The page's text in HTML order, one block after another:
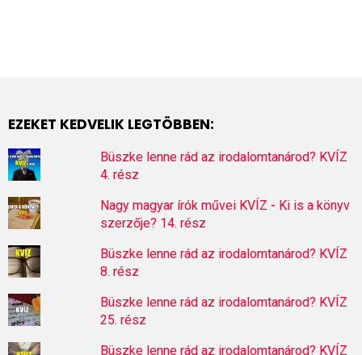
EZEKET KEDVELIK LEGTÖBBEN:
Büszke lenne rád az irodalomtanárod? KVÍZ
4. rész
Nagy magyar írók művei KVÍZ - Ki is a könyv
szerzője? 14. rész
Büszke lenne rád az irodalomtanárod? KVÍZ
8. rész
Büszke lenne rád az irodalomtanárod? KVÍZ
25. rész
Büszke lenne rád az irodalomtanárod? KVÍZ